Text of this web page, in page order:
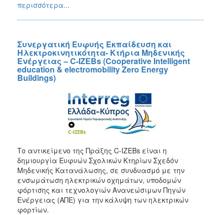
περισσότερα...
Συνεργατική Ευφυής Εκπαίδευση και
Ηλεκτροκινητικότητα- Κτήρια Μηδενικής
Ενέργειας – C-IZEBs (Cooperative Intelligent
education & electromobility Zero Energy
Buildings)
Το αντικείμενο της Πράξης C-IZEBs είναι η
δημιουργία Ευφυών Σχολικών Κτηρίων Σχεδόν
Μηδενικής Κατανάλωσης, σε συνδυασμό με την
ενσωμάτωση ηλεκτρικών οχημάτων, υποδομών
φόρτισης και τεχνολογιών Ανανεώσιμων Πηγών
Ενέργειας (ΑΠΕ) για την κάλυψη των ηλεκτρικών
φορτίων.